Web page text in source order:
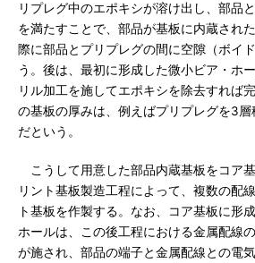
リプレグ中のエポキシが溶け出し、部品
を満たすことで、部品が基板に内蔵され
際に部品とプリプレグの間に空隙（ボイ
う。後は、最初に形成した微小ビア・ホ
リル加工を施してエポキシを除去すれば
の基板の厚みは、例えばプリプレグを3
だという。
こうして用意した部品内蔵基板をコア
リント基板製造工程によって、複数の配
ト基板を作製する。なお、コア基板に形
ホールは、この後工程における金属配線
が施され、部品の端子と金属配線との電